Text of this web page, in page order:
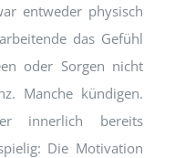
entweder physisch
das Gefühl
oder Sorgen nicht
Manche kündigen.
innerlich bereits
Die Motivation